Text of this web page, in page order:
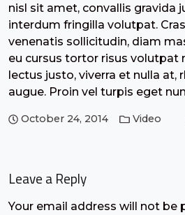
nisl sit amet, convallis gravida
interdum fringilla volutpat.
venenatis sollicitudin, diam
eu cursus tortor risus volutpat
lectus justo, viverra et nulla at,
augue. Proin vel turpis eget
October 24, 2014 Video
Leave a Reply
Your email address will not be